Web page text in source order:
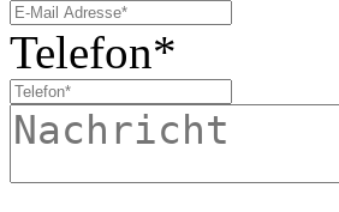
Telefon*